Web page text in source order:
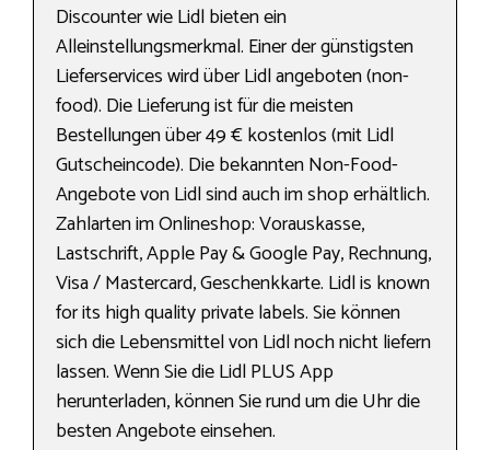
Discounter wie Lidl bieten ein
Alleinstellungsmerkmal. Einer der günstigsten
Lieferservices wird über Lidl angeboten (non-
food). Die Lieferung ist für die meisten
Bestellungen über 49 € kostenlos (mit Lidl
Gutscheincode). Die bekannten Non-Food-
Angebote von Lidl sind auch im shop erhältlich.
Zahlarten im Onlineshop: Vorauskasse,
Lastschrift, Apple Pay & Google Pay, Rechnung,
Visa / Mastercard, Geschenkkarte. Lidl is known
for its high quality private labels. Sie können
sich die Lebensmittel von Lidl noch nicht liefern
lassen. Wenn Sie die Lidl PLUS App
herunterladen, können Sie rund um die Uhr die
besten Angebote einsehen.